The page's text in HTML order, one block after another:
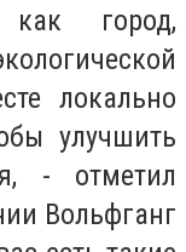
город,
локально
улучшить
- отметил
Вольфганг